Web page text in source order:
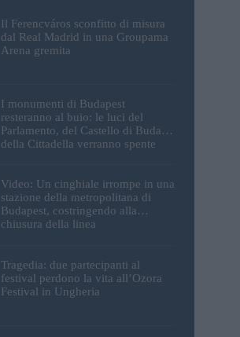
Il Ferencváros sconfitto di misura
dal Real Madrid in una Groupama
Arena gremita
I monumenti di Budapest
resteranno al buio: le luci del
Parlamento, del Castello di Buda e
della Cittadella verranno spente
Video: Un cinghiale irrompe in una
stazione della metropolitana di
Budapest, costringendo alla
chiusura della linea
Tragedia: due partecipanti al
festival perdono la vita all’Ozora
Festival in Ungheria